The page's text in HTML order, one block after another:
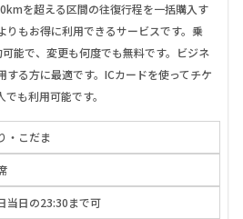
を超える区間の往復行程を一括購入す
りもお得に利用できるサービスです。乗
能で、変更も何度でも無料です。ビジネ
する方に最適です。ICカードを使ってチケ
も利用可能です。
・こだま
当日の23:30まで可